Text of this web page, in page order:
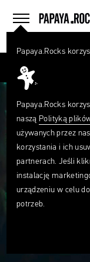
menu
home
Papaya.Rocks
Papaya.Rocks
naszą Polityką
używanych przez
korzystania i ich
partnerach. Jeśli
instalację
urządzeniu w celu
potrzeb.
Czego
szukasz?